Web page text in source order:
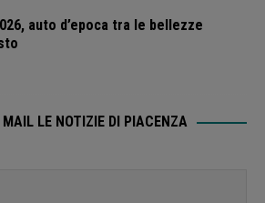
auto d’epoca tra le bellezze
LE NOTIZIE DI PIACENZA